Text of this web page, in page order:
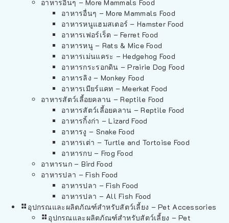
อาหารอื่นๆ – More Mammals Food
อาหารอื่นๆ – More Mammals Food
อาหารหนูแฮมสเตอร์ – Hamster Food
อาหารเฟอร์เร็ต – Ferret Food
อาหารหนู – Rats & Mice Food
อาหารเม่นแคระ – Hedgehog Food
อาหารกระรอกดิน – Prairie Dog Food
อาหารลิง – Monkey Food
อาหารเมียร์แคท – Meerkat Food
อาหารสัตว์เลี้อยคลาน – Reptile Food
อาหารสัตว์เลี้อยคลาน – Reptile Food
อาหารกิ้งก่า – Lizard Food
อาหารงู – Snake Food
อาหารเต่า – Turtle and Tortoise Food
อาหารกบ – Frog Food
อาหารนก – Bird Food
อาหารปลา – Fish Food
อาหารปลา – Fish Food
อาหารปลา – All Fish Food
อุปกรณและผลิตภัณฑ์สำหรับสัตว์เลี้ยง – Pet Accessories
อุปกรณและผลิตภัณฑ์สำหรับสัตว์เลี้ยง – Pet